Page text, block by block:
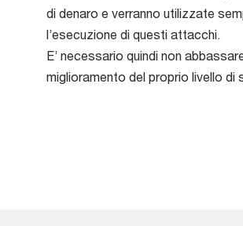
di denaro e verranno utilizzate
l’esecuzione di questi attacchi.
E’ necessario quindi non
miglioramento del proprio livello di